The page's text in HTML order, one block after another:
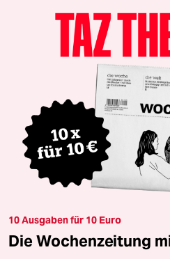
10 Ausgaben für 10 Euro
Die Wochenzeitung